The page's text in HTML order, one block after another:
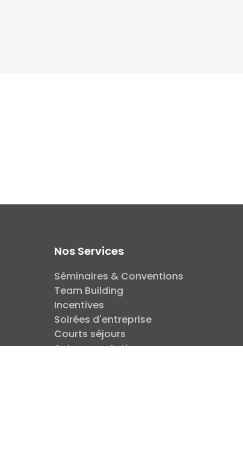
Nos Services
Séminaires & Conventions
Team Building
Incentives
Soirées d'entreprise
Courts séjours
Autres prestations